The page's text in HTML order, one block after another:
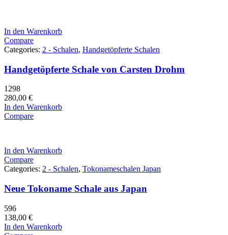
In den Warenkorb
Compare
Categories: 2 - Schalen, Handgetöpferte Schalen
Handgetöpferte Schale von Carsten Drohm
1298
280,00 €
In den Warenkorb
Compare
In den Warenkorb
Compare
Categories: 2 - Schalen, Tokonameschalen Japan
Neue Tokoname Schale aus Japan
596
138,00 €
In den Warenkorb